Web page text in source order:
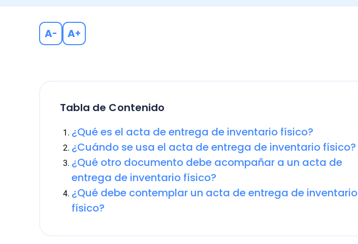
A- A+
Tabla de Contenido
¿Qué es el acta de entrega de inventario físico?
¿Cuándo se usa el acta de entrega de inventario físico?
¿Qué otro documento debe acompañar a un acta de
entrega de inventario físico?
¿Qué debe contemplar un acta de entrega de inventario
físico?